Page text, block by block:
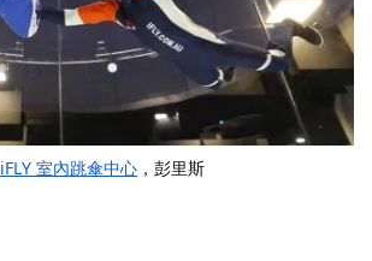
iFLY 室內跳傘中心 ，彭里斯